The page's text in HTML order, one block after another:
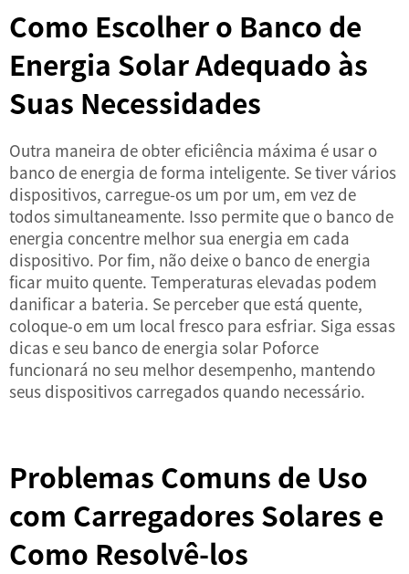
Como Escolher o Banco de
Energia Solar Adequado às
Suas Necessidades
Outra maneira de obter eficiência máxima é usar o
banco de energia de forma inteligente. Se tiver vários
dispositivos, carregue-os um por um, em vez de
todos simultaneamente. Isso permite que o banco de
energia concentre melhor sua energia em cada
dispositivo. Por fim, não deixe o banco de energia
ficar muito quente. Temperaturas elevadas podem
danificar a bateria. Se perceber que está quente,
coloque-o em um local fresco para esfriar. Siga essas
dicas e seu banco de energia solar Poforce
funcionará no seu melhor desempenho, mantendo
seus dispositivos carregados quando necessário.
Problemas Comuns de Uso
com Carregadores Solares e
Como Resolvê-los